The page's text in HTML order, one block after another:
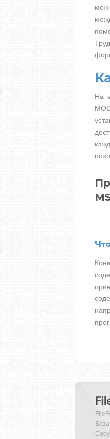
На
MS